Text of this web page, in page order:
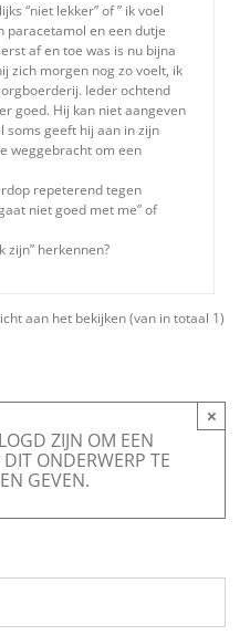
“niet lekker” of ” ik voel
paracetamol en een dutje
af en toe was is nu bijna
zich morgen nog zo voelt, ik
Ieder ochtend
goed. Hij kan niet aangeven
soms geeft hij aan in zijn
weggebracht om een
repeterend tegen
niet goed met me” of
zijn” herkennen?
aan het bekijken (van in totaal 1)
×
ZIJN OM EEN
ONDERWERP TE
GEVEN.